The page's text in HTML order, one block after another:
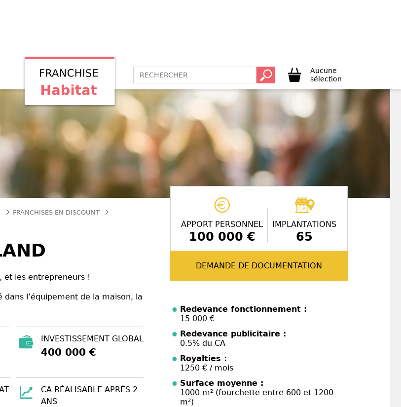
Aucune
sélection
FRANCHISES EN DISCOUNT
et les entrepreneurs !
l’équipement de la maison, la
INVESTISSEMENT GLOBAL
400 000 €
CA RÉALISABLE APRÈS 2
ANS
APPORT PERSONNEL
100 000 €
IMPLANTATIONS
65
DEMANDE DE DOCUMENTATION
Redevance fonctionnement :
15 000 €
Redevance publicitaire :
0.5% du CA
Royalties :
1250 € / mois
Surface moyenne :
1000 m² (fourchette entre 600 et 1200
m²)